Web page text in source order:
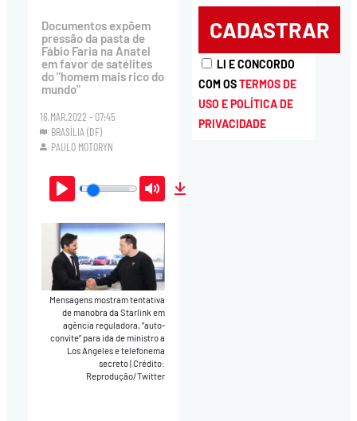
Documentos expõem
pressão da pasta de
Fábio Faria na Anatel
em favor de satélites
do "homem mais rico do
mundo"
16.MAR.2022 - 07:45
BRASÍLIA (DF)
PAULO MOTORYN
Play Mute
Mensagens mostram tentativa
de manobra da Starlink em
agência reguladora, “auto-
convite” para ida de ministro a
Los Angeles e telefonema
secreto|Crédito:
Reprodução/Twitter
LI E CONCORDO
COM OSTERMOS DE
USO E POLÍTICA DE
PRIVACIDADE